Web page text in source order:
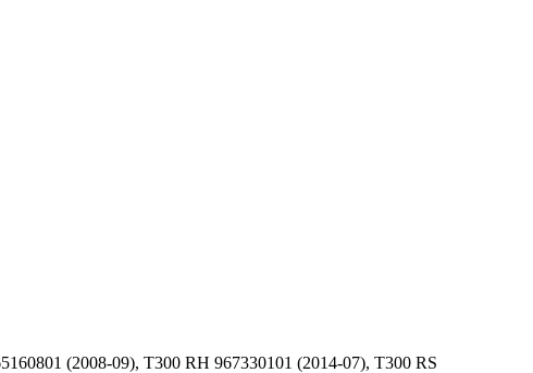
(2008-09), T300 RH 967330101 (2014-07), T300 RS